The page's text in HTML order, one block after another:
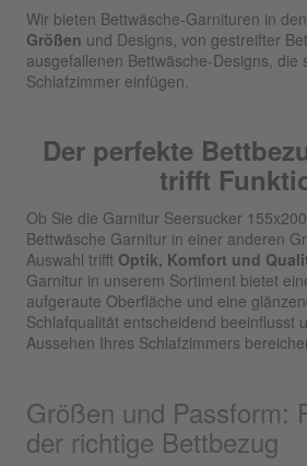
Wir bieten Bettwäsche-Garnituren in den
Größen und Designs, von gestreifter
ausgefallenen Bettwäsche-Designs, die
Schlafzimmer einfügen.
Der perfekte
trifft
Ob Sie die Garnitur Seersucker
Bettwäsche Garnitur in einer anderen
Auswahl trifft Optik, Komfort und
Garnitur in unserem Sortiment bietet
aufgeraute Oberfläche und eine
Schlafqualität entscheidend beeinflusst
Aussehen Ihres Schlafzimmers
Größen und Passform:
der richtige Bettbezug